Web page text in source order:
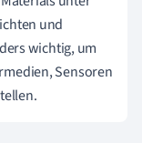
und
wichtig, um
Sensoren